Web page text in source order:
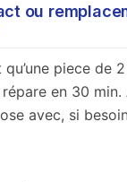
ou
piece de
en 30 min.
avec, si